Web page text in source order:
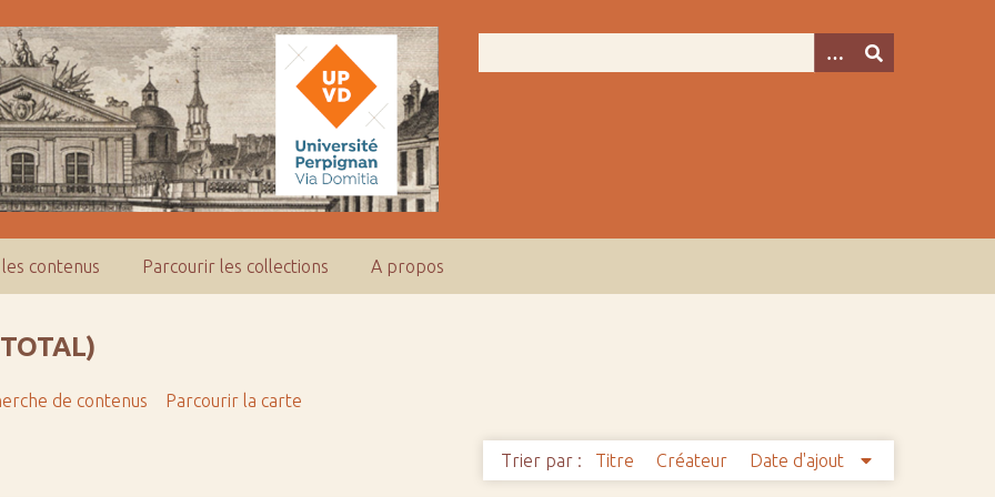
contenus Parcourir les collections A propos
de contenus Parcourir la carte
Trier par : Titre Créateur Date d'ajout